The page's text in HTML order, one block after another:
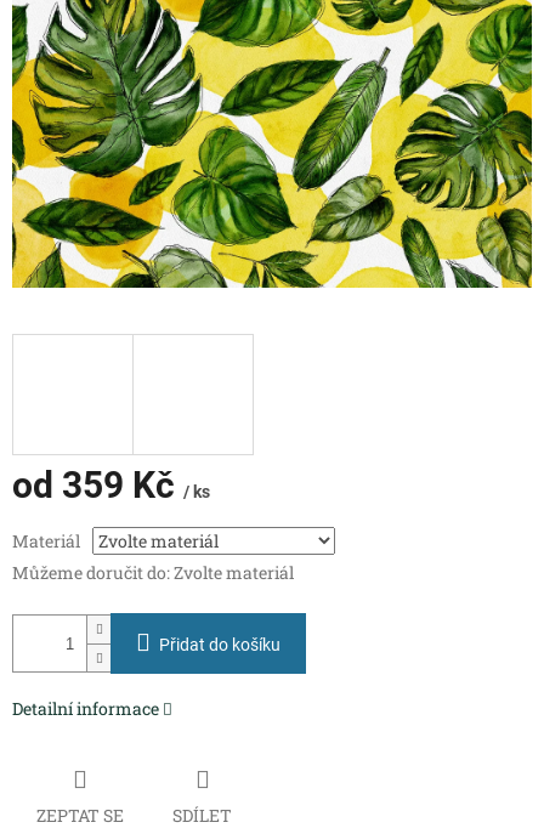
od 359 Kč / ks
cena:
Materiál
Můžeme doručit do:Zvolte materiál
Přidat do košíku
Detailní informace
ZEPTAT SE SDÍLET